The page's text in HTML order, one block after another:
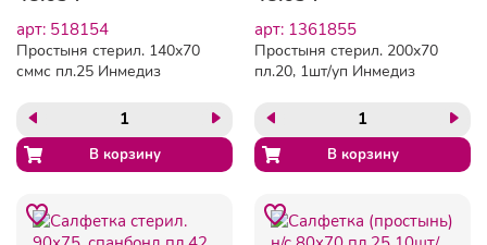
арт: 518154
Простыня стерил. 140x70
сммс пл.25 Инмедиз
арт: 1361855
Простыня стерил. 200x70
пл.20, 1шт/уп Инмедиз